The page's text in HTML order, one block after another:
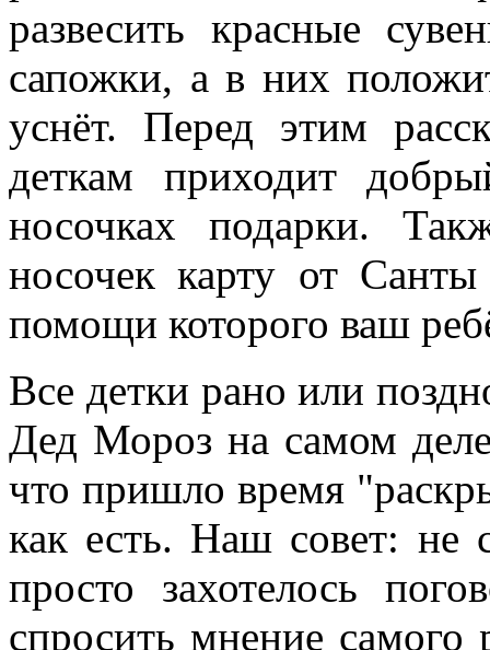
развесить красные
сапожки, а в них
уснёт. Перед этим
деткам приходит
носочках подарки.
носочек карту от
помощи которого ваш
Все детки рано или
Дед Мороз на самом
что пришло время
как есть. Наш совет: не
просто захотелось
спросить мнение самого